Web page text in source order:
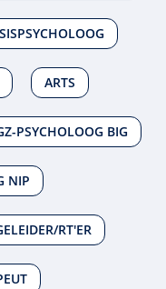
ARTS
PSYCHOLOOG BIG
NIP
RT'ER